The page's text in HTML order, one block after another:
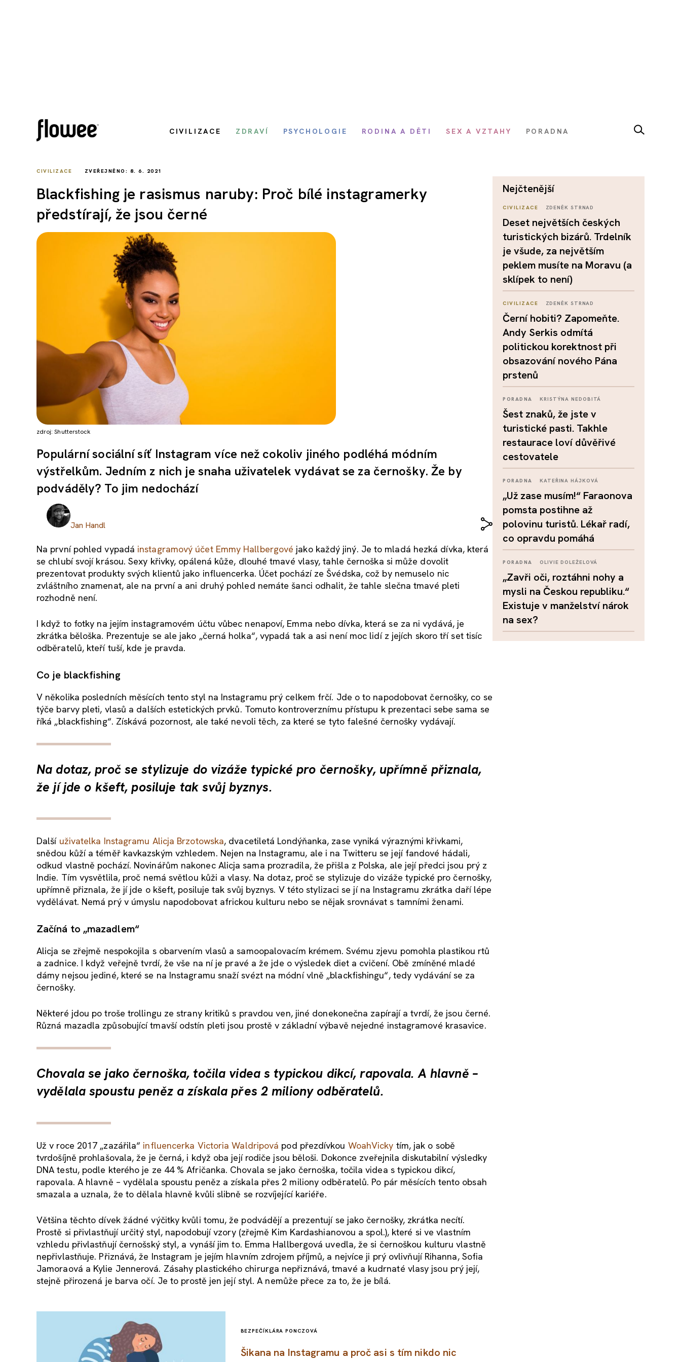
CIVILIZACE ZDRAVÍ PSYCHOLOGIE RODINA A DĚTI SEX A VZTAHY PORADNA
CIVILIZACE ZVEŘEJNĚNO: 8. 6. 2021
Blackfishing je rasismus naruby: Proč bílé instagramerky
předstírají, že jsou černé
zdroj: Shutterstock
Populární sociální síť Instagram více než cokoliv jiného podléhá módním
výstřelkům. Jedním z nich je snaha uživatelek vydávat se za černošky. Že by
podváděly? To jim nedochází
Jan Handl
Na první pohled vypadá instagramový účet Emmy Hallbergové jako každý jiný. Je to mladá hezká dívka, která
se chlubí svojí krásou. Sexy křivky, opálená kůže, dlouhé tmavé vlasy, tahle černoška si může dovolit
prezentovat produkty svých klientů jako influencerka. Účet pochází ze Švédska, což by nemuselo nic
zvláštního znamenat, ale na první a ani druhý pohled nemáte šanci odhalit, že tahle slečna tmavé pleti
rozhodně není.
I když to fotky na jejím instagramovém účtu vůbec nenapoví, Emma nebo dívka, která se za ni vydává, je
zkrátka běloška. Prezentuje se ale jako „černá holka“, vypadá tak a asi není moc lidí z jejích skoro tří set tisíc
odběratelů, kteří tuší, kde je pravda.
Co je blackfishing
V několika posledních měsících tento styl na Instagramu prý celkem frčí. Jde o to napodobovat černošky, co se
týče barvy pleti, vlasů a dalších estetických prvků. Tomuto kontroverznímu přístupu k prezentaci sebe sama se
říká „blackfishing“. Získává pozornost, ale také nevoli těch, za které se tyto falešné černošky vydávají.
Na dotaz, proč se stylizuje do vizáže typické pro černošky, upřímně přiznala,
že jí jde o kšeft, posiluje tak svůj byznys.
Další uživatelka Instagramu Alicja Brzotowska, dvacetiletá Londýňanka, zase vyniká výraznými křivkami,
snědou kůží a téměř kavkazským vzhledem. Nejen na Instagramu, ale i na Twitteru se její fandové hádali,
odkud vlastně pochází. Novinářům nakonec Alicja sama prozradila, že přišla z Polska, ale její předci jsou prý z
Indie. Tím vysvětlila, proč nemá světlou kůži a vlasy. Na dotaz, proč se stylizuje do vizáže typické pro černošky,
upřímně přiznala, že jí jde o kšeft, posiluje tak svůj byznys. V této stylizaci se jí na Instagramu zkrátka daří lépe
vydělávat. Nemá prý v úmyslu napodobovat africkou kulturu nebo se nějak srovnávat s tamními ženami.
Začíná to „mazadlem“
Alicja se zřejmě nespokojila s obarvením vlasů a samoopalovacím krémem. Svému zjevu pomohla plastikou rtů
a zadnice. I když veřejně tvrdí, že vše na ní je pravé a že jde o výsledek diet a cvičení. Obě zmíněné mladé
dámy nejsou jediné, které se na Instagramu snaží svézt na módní vlně „blackfishingu“, tedy vydávání se za
černošky.
Některé jdou po troše trollingu ze strany kritiků s pravdou ven, jiné donekonečna zapírají a tvrdí, že jsou černé.
Různá mazadla způsobující tmavší odstín pleti jsou prostě v základní výbavě nejedné instagramové krasavice.
Chovala se jako černoška, točila videa s typickou dikcí, rapovala. A hlavně –
vydělala spoustu peněz a získala přes 2 miliony odběratelů.
Už v roce 2017 „zazářila“ influencerka Victoria Waldripová pod přezdívkou WoahVicky tím, jak o sobě
tvrdošíjně prohlašovala, že je černá, i když oba její rodiče jsou běloši. Dokonce zveřejnila diskutabilní výsledky
DNA testu, podle kterého je ze 44 % Afričanka. Chovala se jako černoška, točila videa s typickou dikcí,
rapovala. A hlavně – vydělala spoustu peněz a získala přes 2 miliony odběratelů. Po pár měsících tento obsah
smazala a uznala, že to dělala hlavně kvůli slibně se rozvíjející kariéře.
Většina těchto dívek žádné výčitky kvůli tomu, že podvádějí a prezentují se jako černošky, zkrátka necítí.
Prostě si přivlastňují určitý styl, napodobují vzory (zřejmě Kim Kardashianovou a spol.), které si ve vlastním
vzhledu přivlastňují černošský styl, a vynáší jim to. Emma Hallbergová uvedla, že si černoškou kulturu vlastně
nepřivlastňuje. Přiznává, že Instagram je jejím hlavním zdrojem příjmů, a nejvíce ji prý ovlivňují Rihanna, Sofia
Jamoraová a Kylie Jennerová. Zásahy plastického chirurga nepřiznává, tmavé a kudrnaté vlasy jsou prý její,
stejně přirozená je barva očí. Je to prostě jen její styl. A nemůže přece za to, že je bílá.
BEZPEČÍKLÁRA PONCZOVÁ
Šikana na Instagramu a proč asi s tím nikdo nic
nejčtenější
CIVILIZACE ZDENĚK STRNAD
Deset největších českých
turistických bizárů. Trdelník
je všude, za největším
peklem musíte na Moravu (a
sklípek to není)
CIVILIZACE ZDENĚK STRNAD
Černí hobiti? Zapomeňte.
Andy Serkis odmítá
politickou korektnost při
obsazování nového Pána
prstenů
PORADNA KRISTÝNA NEDOBITÁ
Šest znaků, že jste v
turistické pasti. Takhle
restaurace loví důvěřivé
cestovatele
PORADNA KATEŘINA HÁJKOVÁ
„Už zase musím!“ Faraonova
pomsta postihne až
polovinu turistů. Lékař radí,
co opravdu pomáhá
PORADNA OLIVIE DOLEŽELOVÁ
„Zavři oči, roztáhni nohy a
mysli na Českou republiku.“
Existuje v manželství nárok
na sex?